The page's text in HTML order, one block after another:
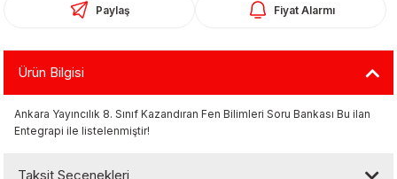
Paylaş Fiyat Alarmı
Ürün Bilgisi
Ankara Yayıncılık 8. Sınıf Kazandıran Fen Bilimleri Soru Bankası Bu ilan
Entegrapi ile listelenmiştir!
Taksit Seçenekleri